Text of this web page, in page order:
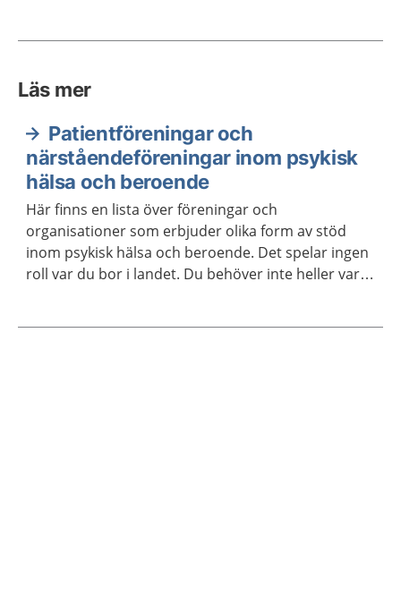
Läs mer
Patientföreningar och
närståendeföreningar inom psykisk
hälsa och beroende
Här finns en lista över föreningar och
organisationer som erbjuder olika form av stöd
inom psykisk hälsa och beroende. Det spelar ingen
roll var du bor i landet. Du behöver inte heller vara